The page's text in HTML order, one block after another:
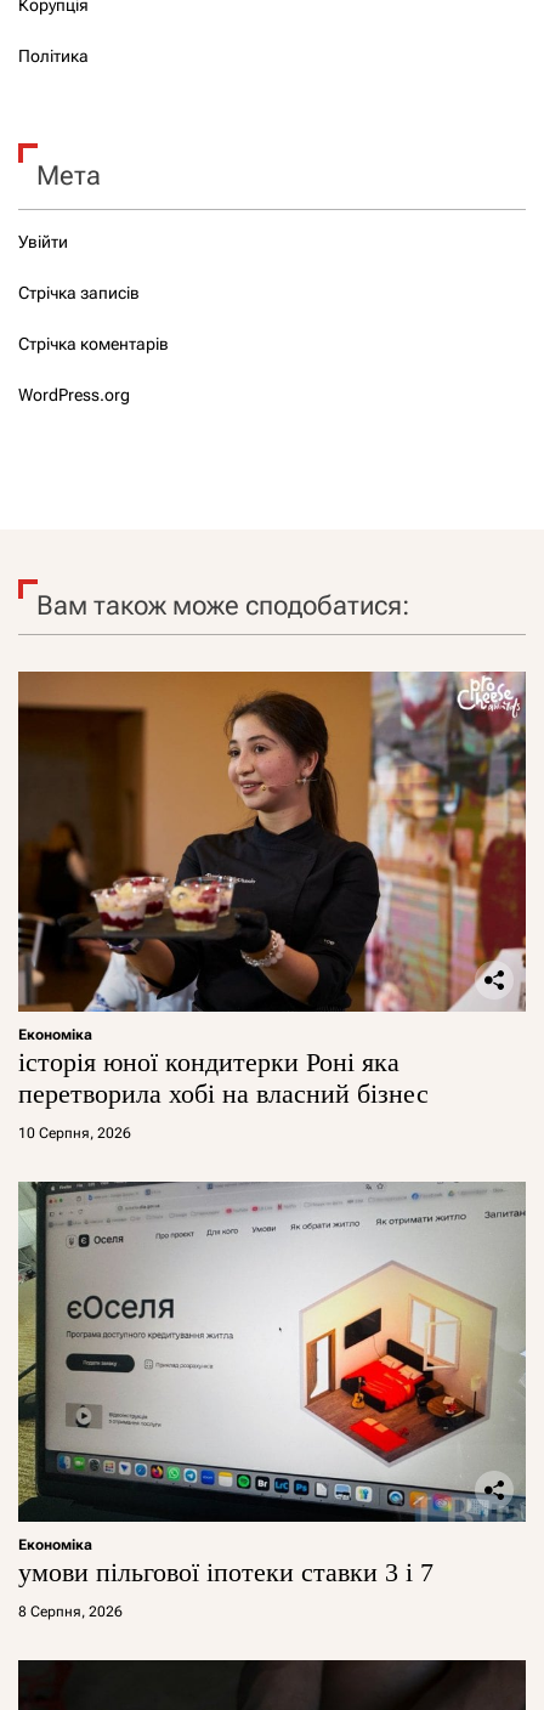
Корупція
Політика
Мета
Увійти
Стрічка записів
Стрічка коментарів
WordPress.org
Вам також може сподобатися:
Економіка
історія юної кондитерки Роні яка
перетворила хобі на власний бізнес
10 Серпня, 2026
Економіка
умови пільгової іпотеки ставки 3 і 7
8 Серпня, 2026